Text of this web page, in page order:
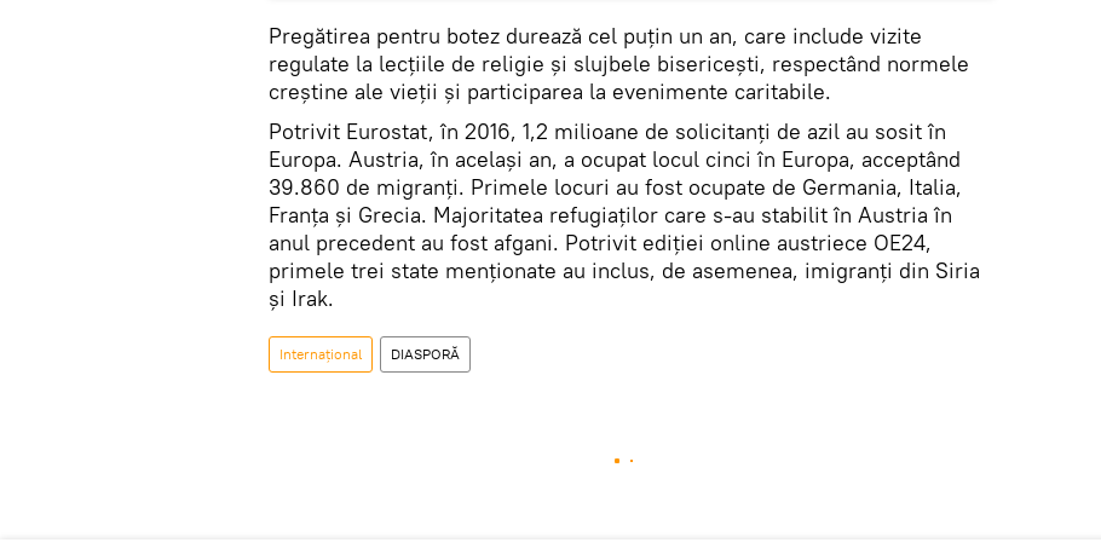
Pregătirea pentru botez durează cel puțin un an, care include vizite
regulate la lecțiile de religie și slujbele bisericești, respectând normele
creștine ale vieții și participarea la evenimente caritabile.
Potrivit Eurostat, în 2016, 1,2 milioane de solicitanți de azil au sosit în
Europa. Austria, în același an, a ocupat locul cinci în Europa, acceptând
39.860 de migranți. Primele locuri au fost ocupate de Germania, Italia,
Franța și Grecia. Majoritatea refugiaților care s-au stabilit în Austria în
anul precedent au fost afgani. Potrivit ediției online austriece OE24,
primele trei state menționate au inclus, de asemenea, imigranți din Siria
și Irak.
Internaţional DIASPORĂ